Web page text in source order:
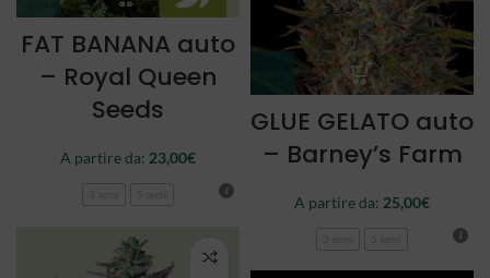
FAT BANANA auto
– Royal Queen
Seeds
A partire da: 23,00€
GLUE GELATO auto
– Barney’s Farm
A partire da: 25,00€